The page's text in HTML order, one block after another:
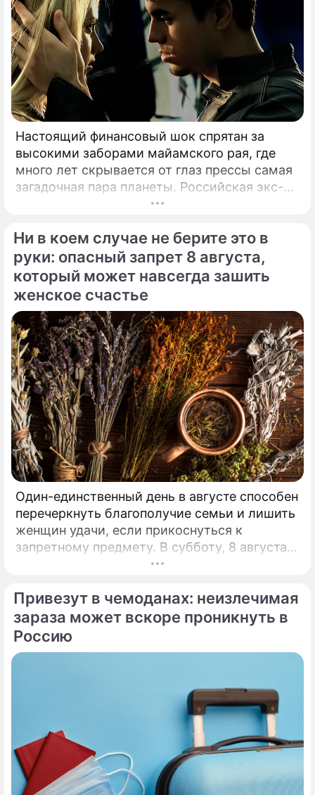
Настоящий финансовый шок спрятан за
высокими заборами майамского рая, где
много лет скрывается от глаз прессы самая
загадочная пара планеты. Российская экс-
теннисистка Анна Курникова и испанский
двадцати лет удерживают статус одной из
самых закрытых и непубличных пар
мирового шоу-бизнеса.
Ни в коем случае не берите это в
руки: опасный запрет 8 августа,
который может навсегда зашить
женское счастье
Один-единственный день в августе способен
перечеркнуть благополучие семьи и лишить
женщин удачи, если прикоснуться к
запретному предмету. В субботу, 8 августа,
православная церковь молитвенно чтит
Ермолая, Ермиппа и Ермократа, иереев
Никомидийских.
Привезут в чемоданах: неизлечимая
зараза может вскоре проникнуть в
Россию